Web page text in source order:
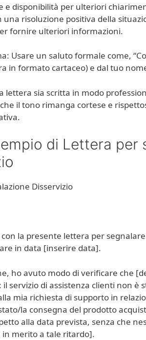
e disponibilità per ulteriori
una risoluzione positiva della
fornire ulteriori informazioni.
Usare un saluto formale come,
in formato cartaceo) e dal tuo
lettera sia scritta in modo
il tono rimanga cortese e
di Lettera per
Disservizio
la presente lettera per
in data [inserire data].
ho avuto modo di verificare che
il servizio di assistenza clienti non
mia richiesta di supporto in
la consegna del prodotto
alla data prevista, senza che
in merito a tale ritardo].